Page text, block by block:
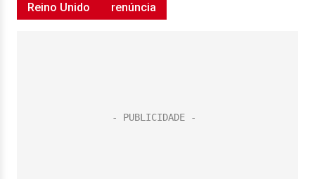
Reino Unido
renúncia